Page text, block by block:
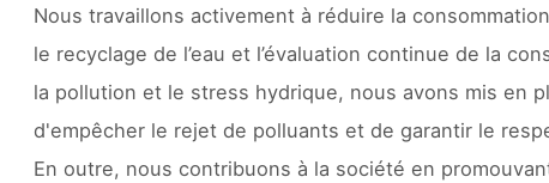
Nous travaillons activement à réduire la
le recyclage de l’eau et l’évaluation continue de la
la pollution et le stress hydrique, nous avons mis en
d'empêcher le rejet de polluants et de garantir le
En outre, nous contribuons à la société en